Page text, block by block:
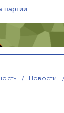
партии
Новости